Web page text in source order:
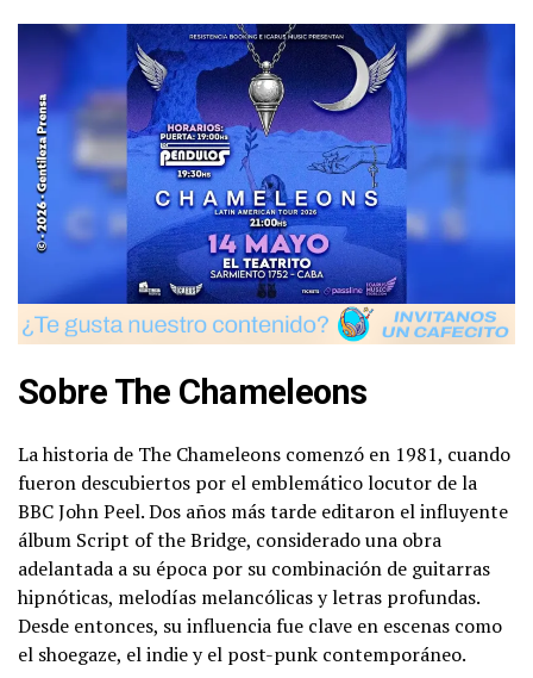
Sobre The Chameleons
La historia de The Chameleons comenzó en 1981, cuando
fueron descubiertos por el emblemático locutor de la
BBC John Peel. Dos años más tarde editaron el influyente
álbum Script of the Bridge, considerado una obra
adelantada a su época por su combinación de guitarras
hipnóticas, melodías melancólicas y letras profundas.
Desde entonces, su influencia fue clave en escenas como
el shoegaze, el indie y el post-punk contemporáneo.